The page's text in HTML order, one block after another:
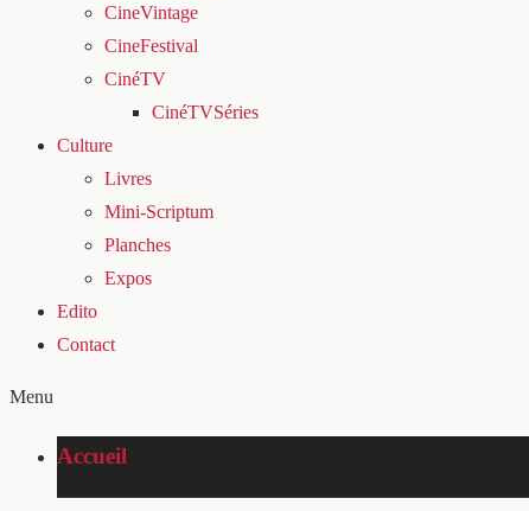
CineVintage
CineFestival
CinéTV
CinéTVSéries
Culture
Livres
Mini-Scriptum
Planches
Expos
Edito
Contact
Menu
Accueil